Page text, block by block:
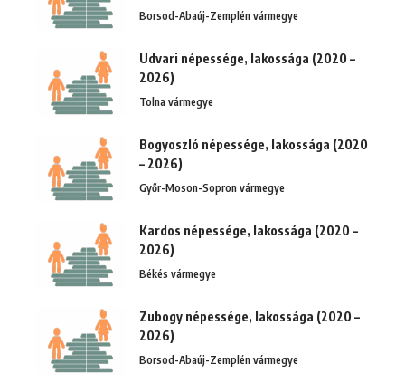
Borsod-Abaúj-Zemplén vármegye
Udvari népessége, lakossága (2020 –
2026)
Tolna vármegye
Bogyoszló népessége, lakossága (2020
– 2026)
Győr-Moson-Sopron vármegye
Kardos népessége, lakossága (2020 –
2026)
Békés vármegye
Zubogy népessége, lakossága (2020 –
2026)
Borsod-Abaúj-Zemplén vármegye